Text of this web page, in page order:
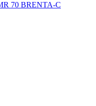
70 BRENTA-C